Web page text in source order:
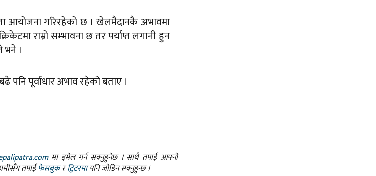
आयोजना गरिरहेको छ । खेलमैदानकै अभावमा
राम्रो सम्भावना छ तर पर्याप्त लगानी हुन
भने ।
पनि पूर्वाधार अभाव रहेको बताए ।
मा इमेल गर्न सक्नुहुनेछ । साथै तपाई आफ्नो
तपाईंफेसबुकरट्विटरमापनि जोडिन सक्नुहुन्छ ।